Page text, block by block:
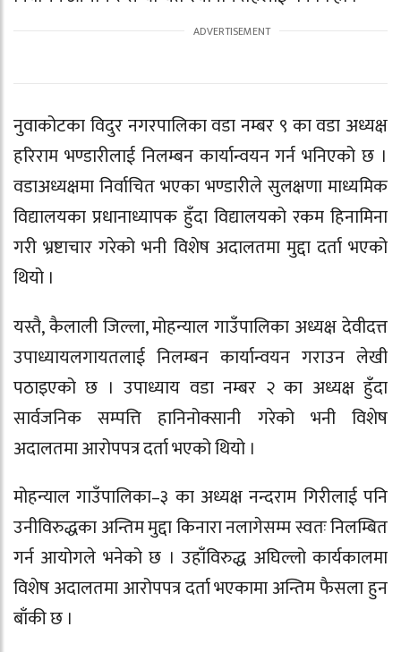
नुवाकोटका विदुर नगरपालिका वडा नम्बर ९ का वडा अध्यक्ष
हरिराम भण्डारीलाई निलम्बन कार्यान्वयन गर्न भनिएको छ ।
वडाअध्यक्षमा निर्वाचित भएका भण्डारीले सुलक्षणा माध्यमिक
विद्यालयका प्रधानाध्यापक हुँदा विद्यालयको रकम हिनामिना
गरी भ्रष्टाचार गरेको भनी विशेष अदालतमा मुद्दा दर्ता भएको
थियो ।
यस्तै, कैलाली जिल्ला, मोहन्याल गाउँपालिका अध्यक्ष देवीदत्त
उपाध्यायलगायतलाई निलम्बन कार्यान्वयन गराउन लेखी
पठाइएको छ । उपाध्याय वडा नम्बर २ का अध्यक्ष हुँदा
सार्वजनिक सम्पत्ति हानिनोक्सानी गरेको भनी विशेष
अदालतमा आरोपपत्र दर्ता भएको थियो ।
मोहन्याल गाउँपालिका–३ का अध्यक्ष नन्दराम गिरीलाई पनि
उनीविरुद्धका अन्तिम मुद्दा किनारा नलागेसम्म स्वतः निलम्बित
गर्न आयोगले भनेको छ । उहाँविरुद्ध अघिल्लो कार्यकालमा
विशेष अदालतमा आरोपपत्र दर्ता भएकामा अन्तिम फैसला हुन
बाँकी छ ।